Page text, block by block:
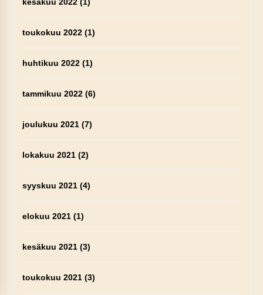
toukokuu 2022(1)
huhtikuu 2022(1)
tammikuu 2022(6)
joulukuu 2021(7)
lokakuu 2021(2)
syyskuu 2021(4)
elokuu 2021(1)
kesäkuu 2021(3)
toukokuu 2021(3)